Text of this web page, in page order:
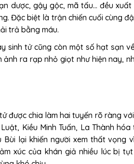
dược, gậy gộc, mã tấu… đều xuất
Đặc biệt là trận chiến cuối cùng
trả bằng máu.
sinh tử cũng còn một số hạt sạn
ra rạp nhỏ giọt như hiện nay,
được chia làm hai tuyến rõ ràng
Kiều Minh Tuấn, La Thành
lại khiến người xem thất vọng
xúc của khán giả nhiều lúc bị